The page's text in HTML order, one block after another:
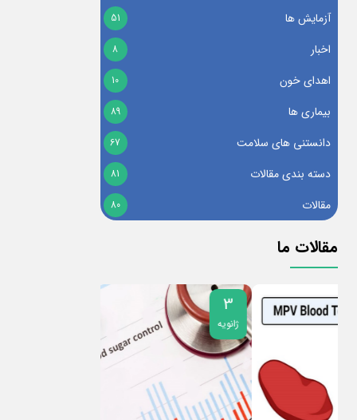
آزمایش ها 51
اخبار 8
اهدای خون 10
بیماری ها 89
دانستنی های سلامت 67
دسته بندی مقالات 81
مقالات 80
مقالات ما
3
ژانویه